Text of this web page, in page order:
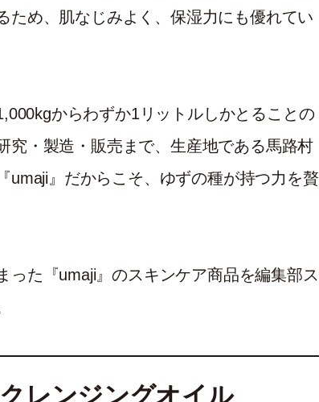
ため、肌なじみよく、保湿力にも優れてい
からわずか1リットルしかとることの
究・製造・販売まで、生産地である馬路村
umaji』だからこそ、ゆずの種が持つ力を贅
った『umaji』のスキンケア商品を編集部ス
レンジングオイル